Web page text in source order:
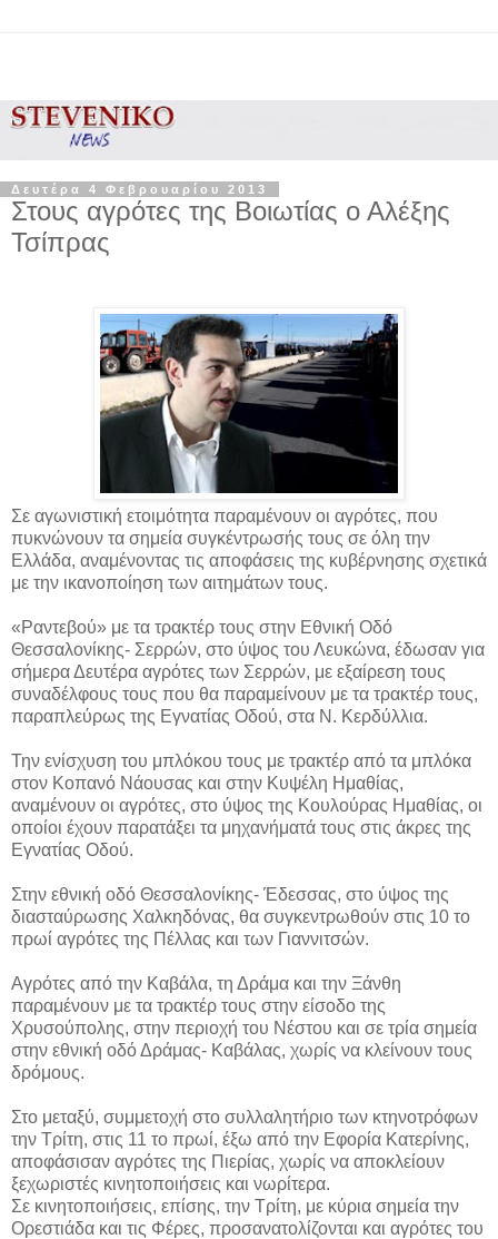
Δευτέρα 4 Φεβρουαρίου 2013
Στους αγρότες της Βοιωτίας ο Αλέξης
Τσίπρας
Σε αγωνιστική ετοιμότητα παραμένουν οι αγρότες, που
πυκνώνουν τα σημεία συγκέντρωσής τους σε όλη την
Ελλάδα, αναμένοντας τις αποφάσεις της κυβέρνησης σχετικά
με την ικανοποίηση των αιτημάτων τους.
«Ραντεβού» με τα τρακτέρ τους στην Εθνική Οδό
Θεσσαλονίκης- Σερρών, στο ύψος του Λευκώνα, έδωσαν για
σήμερα Δευτέρα αγρότες των Σερρών, με εξαίρεση τους
συναδέλφους τους που θα παραμείνουν με τα τρακτέρ τους,
παραπλεύρως της Εγνατίας Οδού, στα Ν. Κερδύλλια.
Την ενίσχυση του μπλόκου τους με τρακτέρ από τα μπλόκα
στον Κοπανό Νάουσας και στην Κυψέλη Ημαθίας,
αναμένουν οι αγρότες, στο ύψος της Κουλούρας Ημαθίας, οι
οποίοι έχουν παρατάξει τα μηχανήματά τους στις άκρες της
Εγνατίας Οδού.
Στην εθνική οδό Θεσσαλονίκης- Έδεσσας, στο ύψος της
διασταύρωσης Χαλκηδόνας, θα συγκεντρωθούν στις 10 το
πρωί αγρότες της Πέλλας και των Γιαννιτσών.
Αγρότες από την Καβάλα, τη Δράμα και την Ξάνθη
παραμένουν με τα τρακτέρ τους στην είσοδο της
Χρυσούπολης, στην περιοχή του Νέστου και σε τρία σημεία
στην εθνική οδό Δράμας- Καβάλας, χωρίς να κλείνουν τους
δρόμους.
Στο μεταξύ, συμμετοχή στο συλλαλητήριο των κτηνοτρόφων
την Τρίτη, στις 11 το πρωί, έξω από την Εφορία Κατερίνης,
αποφάσισαν αγρότες της Πιερίας, χωρίς να αποκλείουν
ξεχωριστές κινητοποιήσεις και νωρίτερα.
Σε κινητοποιήσεις, επίσης, την Τρίτη, με κύρια σημεία την
Ορεστιάδα και τις Φέρες, προσανατολίζονται και αγρότες του